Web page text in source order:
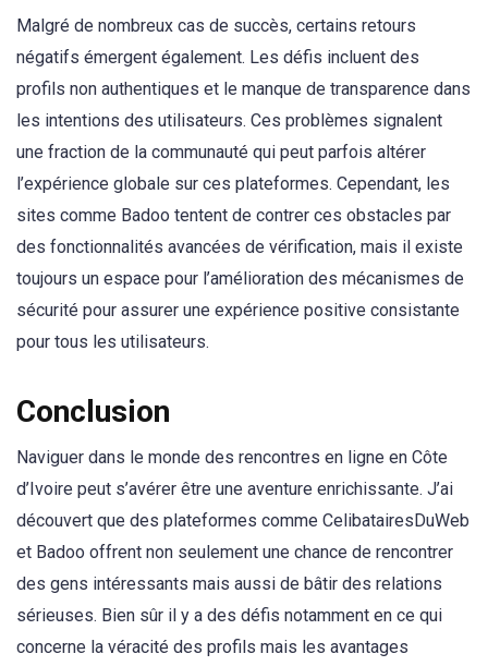
Malgré de nombreux cas de succès, certains retours
négatifs émergent également. Les défis incluent des
profils non authentiques et le manque de transparence dans
les intentions des utilisateurs. Ces problèmes signalent
une fraction de la communauté qui peut parfois altérer
l’expérience globale sur ces plateformes. Cependant, les
sites comme Badoo tentent de contrer ces obstacles par
des fonctionnalités avancées de vérification, mais il existe
toujours un espace pour l’amélioration des mécanismes de
sécurité pour assurer une expérience positive consistante
pour tous les utilisateurs.
Conclusion
Naviguer dans le monde des rencontres en ligne en Côte
d’Ivoire peut s’avérer être une aventure enrichissante. J’ai
découvert que des plateformes comme CelibatairesDuWeb
et Badoo offrent non seulement une chance de rencontrer
des gens intéressants mais aussi de bâtir des relations
sérieuses. Bien sûr il y a des défis notamment en ce qui
concerne la véracité des profils mais les avantages